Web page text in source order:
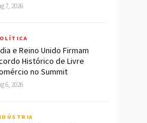
7, 2026
e Reino Unido Firmam
Histórico de Livre
no Summit
6, 2026